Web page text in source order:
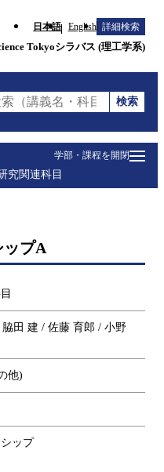
日本語 English 詳細検索
Tokyoシラバス (理工学系)
（講義名・科目コード・担
検索
学部・課程を開閉
究関連科目
ップA
田 建 / 佐藤 育郎 / 小野
他)
ップ